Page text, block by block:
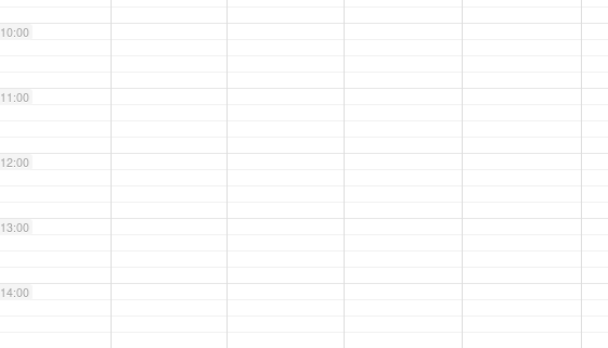
10:00
11:00
12:00
13:00
14:00